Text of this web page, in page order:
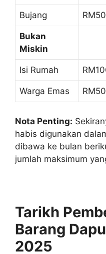
Bujang RM50
Bukan
Miskin
Isi Rumah
Warga Emas RM50
Nota Penting:
habis digunakan
dibawa ke bulan
jumlah maksimum
Tarikh
Barang
2025